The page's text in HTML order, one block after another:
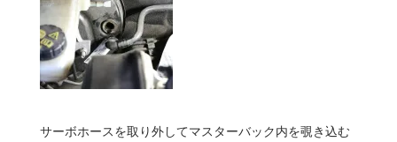
サーボホースを取り外してマスターバック内を覗き込む